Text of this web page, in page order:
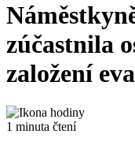
zúčastnila
založení
1 minuta čtení